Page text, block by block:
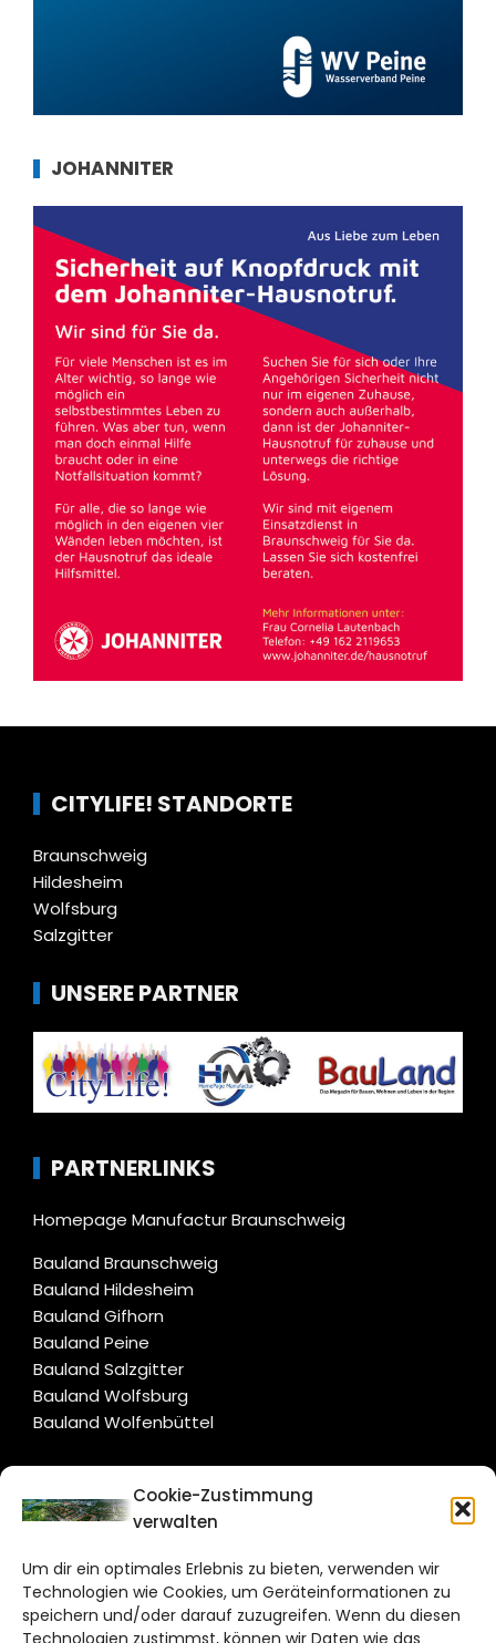
Cookie-Zustimmung
verwalten
Um dir ein optimales Erlebnis zu bieten, verwenden wir
Technologien wie Cookies, um Geräteinformationen zu
speichern und/oder darauf zuzugreifen. Wenn du diesen
Technologien zustimmst, können wir Daten wie das
JOHANNITER
CITYLIFE! STANDORTE
Braunschweig
Hildesheim
Wolfsburg
Salzgitter
UNSERE PARTNER
PARTNERLINKS
Homepage Manufactur Braunschweig
Bauland Braunschweig
Bauland Hildesheim
Bauland Gifhorn
Bauland Peine
Bauland Salzgitter
Bauland Wolfsburg
Bauland Wolfenbüttel
CITYLIFE!
Bruchtorwall 12
38100 Braunschweig